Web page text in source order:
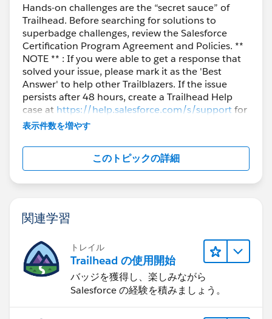
Hands-on challenges are the “secret sauce” of
Trailhead. Before searching for solutions to
superbadge challenges, review the Salesforce
Certification Program Agreement and Policies. **
NOTE ** : If you were able to get a response that
solved your issue, please mark it as the 'Best
Answer' to help other Trailblazers. If the issue
persists after 48 hours, create a Trailhead Help
case at https://help.salesforce.com/s/supportfor
further assistance.
表示件数を増やす
このトピックの詳細
関連学習
トレイル
Trailhead の使用開始
バッジを獲得し、楽しみながら
Salesforce の経験を積みましょう。